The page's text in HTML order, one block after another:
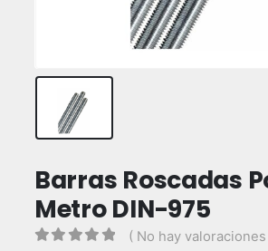
Barras Roscadas
Metro DIN-975
( No hay valoraciones